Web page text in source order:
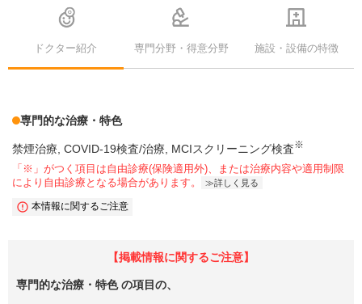
ドクター紹介 専門分野・得意分野 施設・設備の特徴
専門的な治療・特色
禁煙治療 COVID-19検査/治療 MCIスクリーニング検査※
「※」がつく項目は自由診療(保険適用外)、または治療内容や適用制限
により自由診療となる場合があります。
詳しく見る
本情報に関するご注意
【掲載情報に関するご注意】
専門的な治療・特色の項目の、